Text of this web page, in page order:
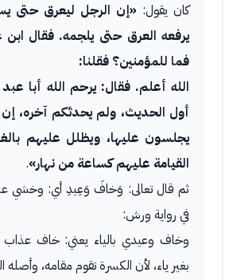
كان يقول: «إن الرجل ليعرق حتى
يرفعه العرق حتى يلجمه. فقال ابن
فما للمؤمنين؟ فقلنا:
الله أعلم. فقال: يرحم الله أبا
أول الحديث، ولم يحدثكم آخره،
يجلسون عليها، ويظلل عليهم
القيامة عليهم كساعة من نهار».
ثم قال تعالى: وَخافَ وَعِيدِ أي: وخشي
في رواية ورش:
وخاف وعيدي بالياء يعني: خاف عذاب
بغير ياء، لأن الكسرة تقوم مقامه، وأصله